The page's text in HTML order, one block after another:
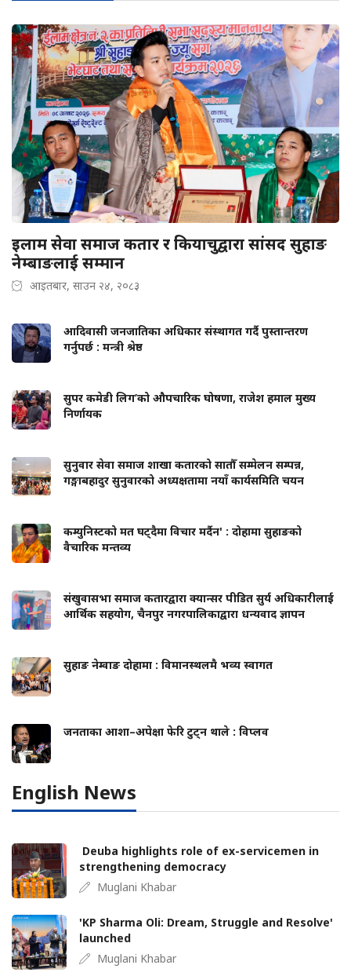
इलाम सेवा समाज कतार र कियाचुद्वारा सांसद सुहाङ
नेम्बाङलाई सम्मान
आइतबार, साउन २४, २०८३
आदिवासी जनजातिका अधिकार संस्थागत गर्दै पुस्तान्तरण
गर्नुपर्छ : मन्त्री श्रेष्ठ
सुपर कमेडी लिग’को औपचारिक घोषणा, राजेश हमाल मुख्य
निर्णायक
सुनुवार सेवा समाज शाखा कतारको सातौँ सम्मेलन सम्पन्न,
गङ्गाबहादुर सुनुवारको अध्यक्षतामा नयाँ कार्यसमिति चयन
कम्युनिस्टको मत घट्दैमा विचार मर्दैन' : दोहामा सुहाङको
वैचारिक मन्तव्य
संखुवासभा समाज कतारद्वारा क्यान्सर पीडित सुर्य अधिकारीलाई
आर्थिक सहयोग, चैनपुर नगरपालिकाद्वारा धन्यवाद ज्ञापन
सुहाङ नेम्वाङ दोहामा : विमानस्थलमै भव्य स्वागत
जनताका आशा–अपेक्षा फेरि टुट्न थाले : विप्लव
English News
Deuba highlights role of ex-servicemen in
strengthening democracy
Muglani Khabar
'KP Sharma Oli: Dream, Struggle and Resolve'
launched
Muglani Khabar